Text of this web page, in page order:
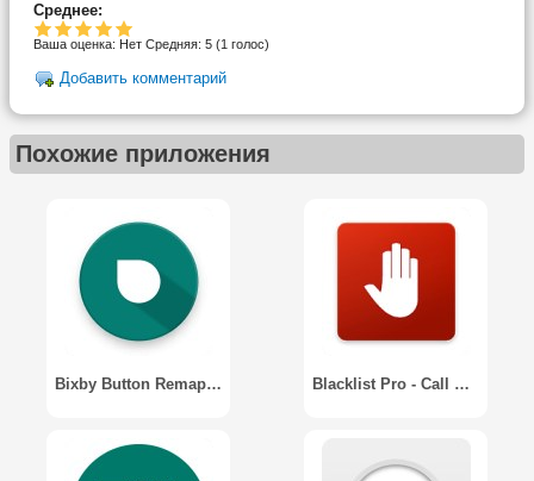
Среднее:
Ваша оценка: Нет Средняя: 5 (1 голос)
Добавить комментарий
Похожие приложения
Bixby Button Remapper - bxActions Blacklist Pro - Call & SMS Blocker (Ad Free)